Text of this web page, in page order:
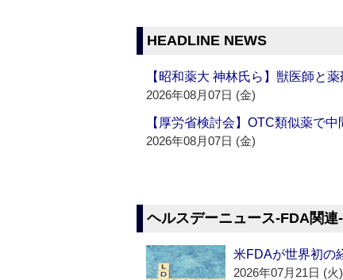
HEADLINE NEWS
【昭和薬大 神林氏ら】獣医師と
2026年08月07日 (金)
【厚労省検討会】OTC類似薬で
2026年08月07日 (金)
ヘルスデーニュース‐FDA関連‐
米FDAが世界初の
2026年07月21日 (火)